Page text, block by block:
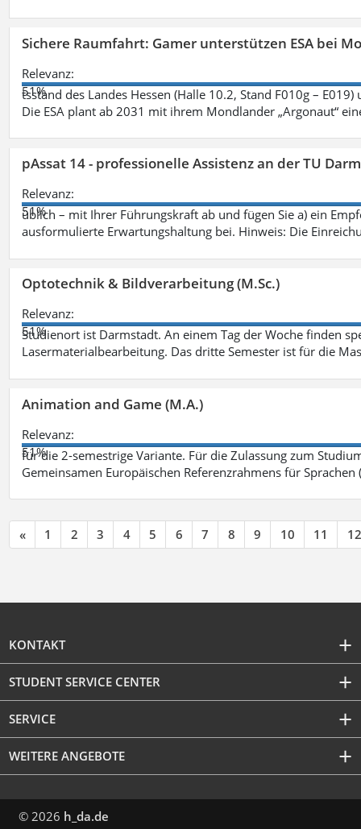
Sichere Raumfahrt: Gamer unterstützen ESA bei
Relevanz:
51%
tsstand des Landes Hessen (Halle 10.2, Stand F010g –
Die ESA plant ab 2031 mit ihrem Mondlander „Argonaut“
pAssat 14 - professionelle Assistenz an der TU
Relevanz:
51%
üblich – mit Ihrer Führungskraft ab und fügen Sie a) ein
ausformulierte Erwartungshaltung bei. Hinweis: Die
Optotechnik & Bildverarbeitung (M.Sc.)
Relevanz:
51%
Studienort ist Darmstadt. An einem Tag der Woche finden
Lasermaterialbearbeitung. Das dritte Semester ist für die
Animation and Game (M.A.)
Relevanz:
51%
für die 2-semestrige Variante. Für die Zulassung zum
Gemeinsamen Europäischen Referenzrahmens für Sprachen
« 1 2 3 4 5 6 7 8 9 10 11 12
KONTAKT
STUDENT SERVICE CENTER
SERVICE
WEITERE ANGEBOTE
© 2026 h_da.de